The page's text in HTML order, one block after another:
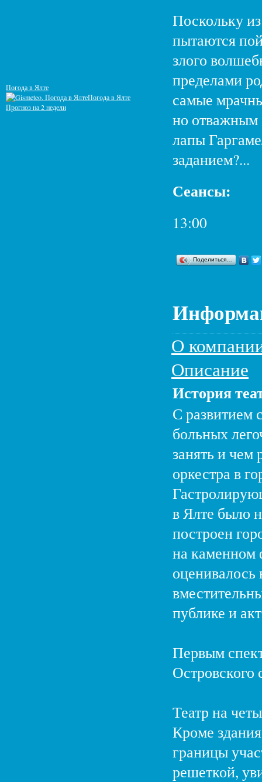
Поскольку
пытаются
злого
пределами
самые
но отважным
лапы
заданием?...
Сеансы:
13:00
Поделиться…
О
Описание
История
С развитием
больных
занять и чем
оркестра в
в Ялте было
построен
на каменном
оценивалось
публике и
Первым
Театр на
Кроме
границы
решеткой,
Погода в Ялте
Погода в Ялте
Прогноз на 2 недели